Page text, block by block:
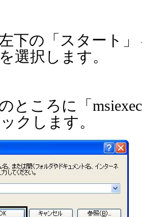
左下の「スタート
選択します。
ところに「 msiexec
クします。